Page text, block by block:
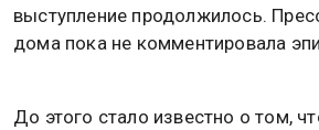
выступление продолжилось.
дома пока не комментировала
До этого стало известно о том,